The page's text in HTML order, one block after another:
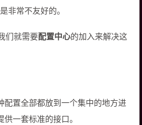
非常不友好的。
们就需要配置中心的加入来解决这
配置全部都放到一个集中的地方进
一套标准的接口。